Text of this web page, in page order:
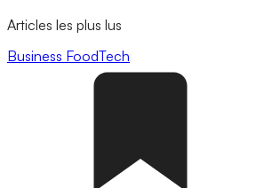
Articles les plus lus
Business FoodTech